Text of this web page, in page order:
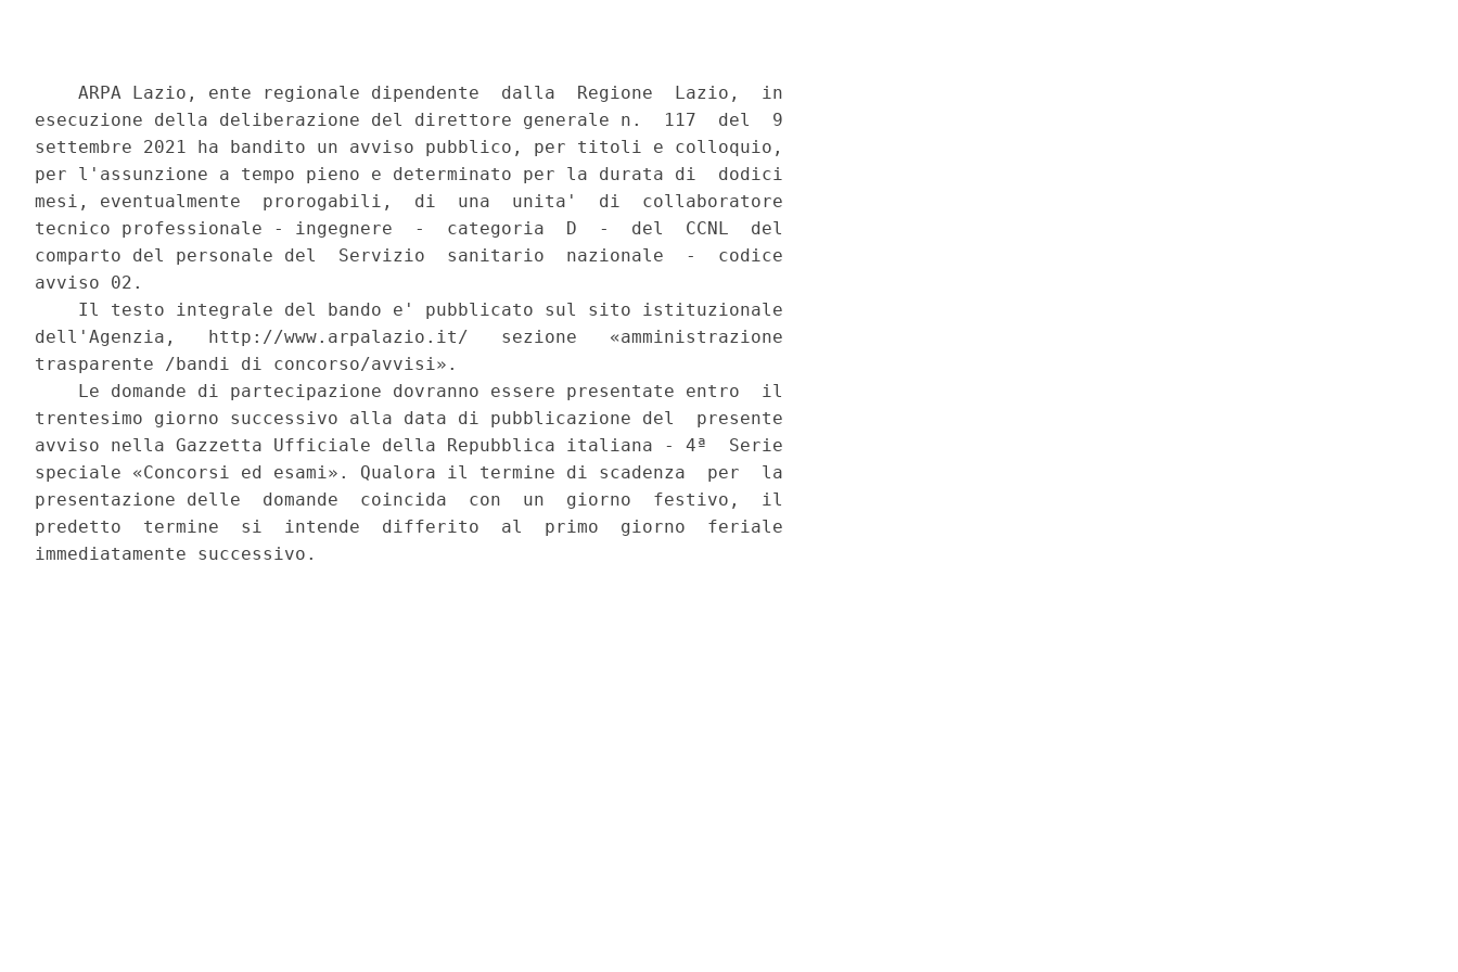
    ARPA Lazio, ente regionale dipendente  dalla  Regione  Lazio,  in
esecuzione della deliberazione del direttore generale n.  117  del  9
settembre 2021 ha bandito un avviso pubblico, per titoli e colloquio,
per l'assunzione a tempo pieno e determinato per la durata di  dodici
mesi, eventualmente  prorogabili,  di  una  unita'  di  collaboratore
tecnico professionale - ingegnere  -  categoria  D  -  del  CCNL  del
comparto del personale del  Servizio  sanitario  nazionale  -  codice
avviso 02.
    Il testo integrale del bando e' pubblicato sul sito istituzionale
dell'Agenzia,   http://www.arpalazio.it/   sezione   «amministrazione
trasparente /bandi di concorso/avvisi».
    Le domande di partecipazione dovranno essere presentate entro  il
trentesimo giorno successivo alla data di pubblicazione del  presente
avviso nella Gazzetta Ufficiale della Repubblica italiana - 4ª  Serie
speciale «Concorsi ed esami». Qualora il termine di scadenza  per  la
presentazione delle  domande  coincida  con  un  giorno  festivo,  il
predetto  termine  si  intende  differito  al  primo  giorno  feriale
immediatamente successivo.